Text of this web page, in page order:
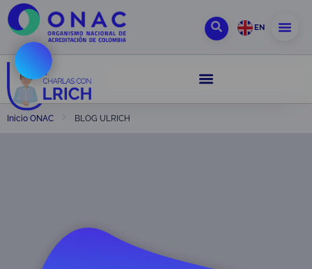
EN
Inicio ONAC BLOG ULRICH